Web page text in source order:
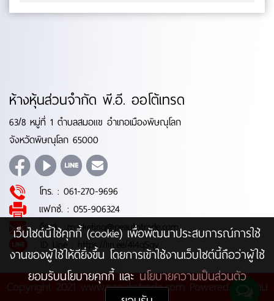
เว็บไซต์นี้ใช้คุกกี้ (cookie) เพื่อพัฒนาประสบการณ์การใช้
งานของผู้ใช้ให้ดียิ่งขึ้น โดยการเข้าใช้งานเว็บไซต์นี้ถือว่าผู้ใช้
ยอมรับนโยบายคุกกี้ และนโยบายความเป็นส่วนตัว
ห้างหุ้นส่วนจำกัด พี.อี. ออโต้เทรด
63/8 หมู่ที่ 1 ตำบลสมอแข อำเภอเมืองพิษณุโลก
จังหวัดพิษณุโลก 65000
โทร. : 061-270-9696
แฟกซ์. : 055-906324
อีเมล์ :marketing@peautotrade.com
ID Line : https://lin.ee/4l4qSqy
Copyright 2021 www.peautotrade.com Powered byบ้าน